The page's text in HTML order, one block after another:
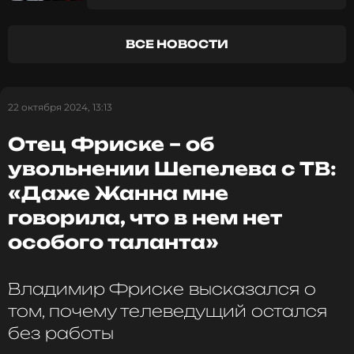
Фото: Олег Дьяченко/ТАСС
оставаться в курсе событий
ПОДПИСАТЬСЯ
ССЫЛКА
ВСЕ НОВОСТИ
22 октября 2024, 13:13
Отец Фриске – об
увольнении Шепелева с ТВ:
«Даже Жанна мне
говорила, что в нем нет
особого таланта»
Владимир Фриске высказался о
том, почему телеведущий остался
без работы